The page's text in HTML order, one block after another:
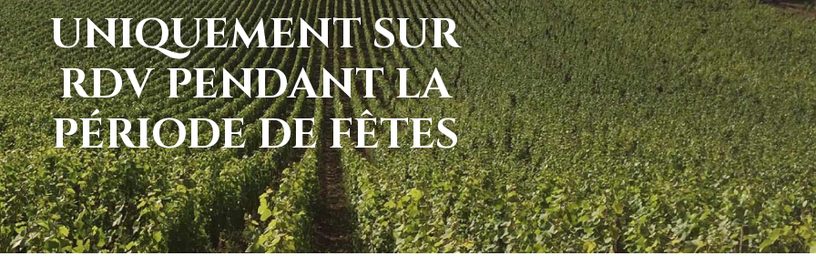
UNIQUEMENT SUR
RDV PENDANT LA
PÉRIODE DE FÊTES